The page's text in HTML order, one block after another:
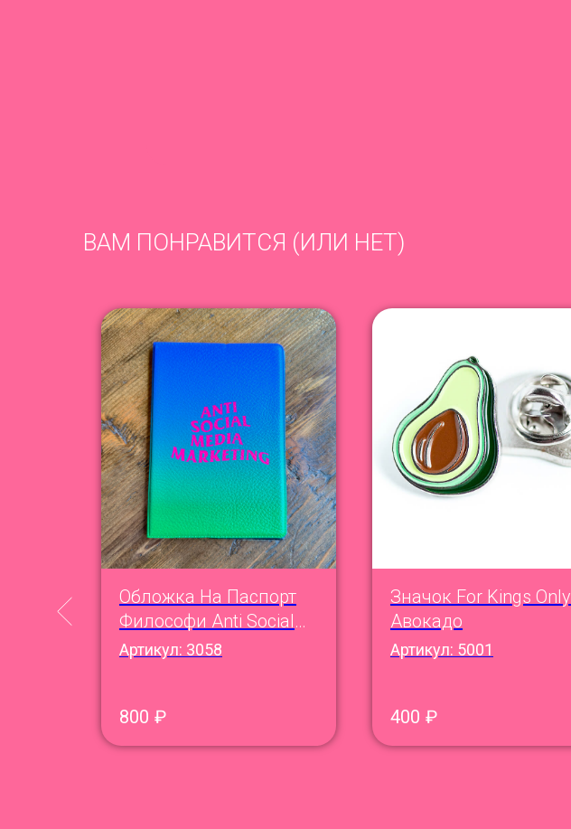
ВАМ ПОНРАВИТСЯ (ИЛИ НЕТ)
Обложка На Паспорт
Философи Anti Social
Media Marketing
Артикул: 3058
800 ₽
Значок For Kings Only
Авокадо
Артикул: 5001
400 ₽